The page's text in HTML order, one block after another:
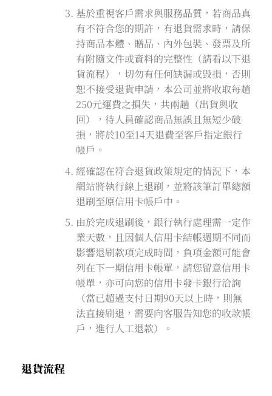
基於重視客戶需求與服務品質，若商品真
有不符合您的期許，有退貨需求時，請保
持商品本體、贈品、內外包裝、發票及所
有附隨文件或資料的完整性（請看以下退
貨流程），切勿有任何缺漏或毀損，否則
恕不接受退貨申請，本公司並將收取每趟
250元運費之損失，共兩趟（出貨與收
回），待人員確認商品無誤且無短少破
損，將於10至14天退費至客戶指定銀行
帳戶。
經確認在符合退貨政策規定的情況下，本
網站將執行線上退刷，並將該筆訂單總額
退刷至原信用卡帳戶中。
由於完成退刷後，銀行執行處理需一定作
業天數，且因個人信用卡結帳週期不同而
影響退刷款項完成時間，負項金額可能會
列在下一期信用卡帳單，請您留意信用卡
帳單，亦可向您的信用卡發卡銀行洽詢
（當已超過支付日期90天以上時，則無
法直接刷退，需要向客服告知您的收款帳
戶，進行人工退款）。
退貨流程